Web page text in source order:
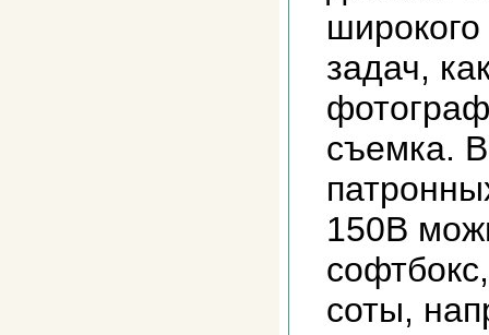
широкого
задач,
съемка.
150B
соты,